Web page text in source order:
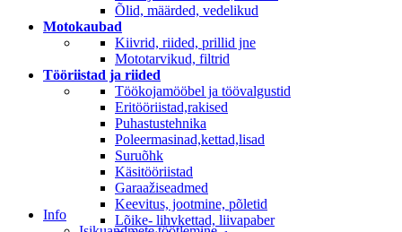
Õlid, määrded, vedelikud
Motokaubad
Kiivrid, riided, prillid jne
Mototarvikud, filtrid
Tööriistad ja riided
Töökojamööbel ja töövalgustid
Eritööriistad,rakised
Puhastustehnika
Poleermasinad,kettad,lisad
Suruõhk
Käsitööriistad
Garaažiseadmed
Keevitus, jootmine, põletid
Lõike- lihvkettad, liivapaber
Info